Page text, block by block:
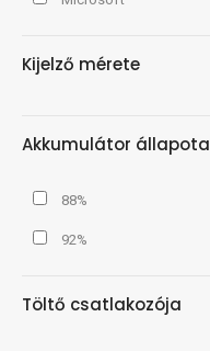
Kijelző mérete
Akkumulátor állapota
88%
92%
Töltő csatlakozója